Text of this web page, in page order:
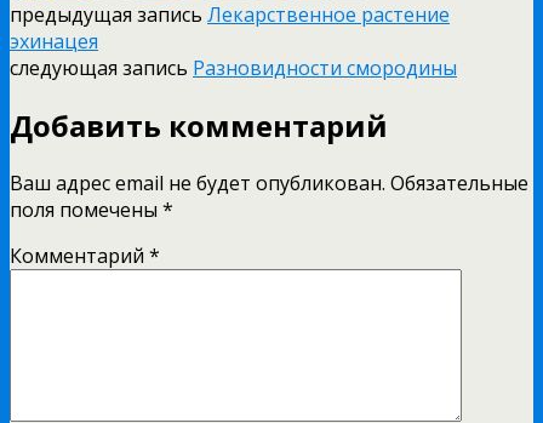
предыдущая запись Лекарственное растение
эхинацея
следующая запись Разновидности смородины
Добавить комментарий
Ваш адрес email не будет опубликован. Обязательные
поля помечены *
Комментарий *